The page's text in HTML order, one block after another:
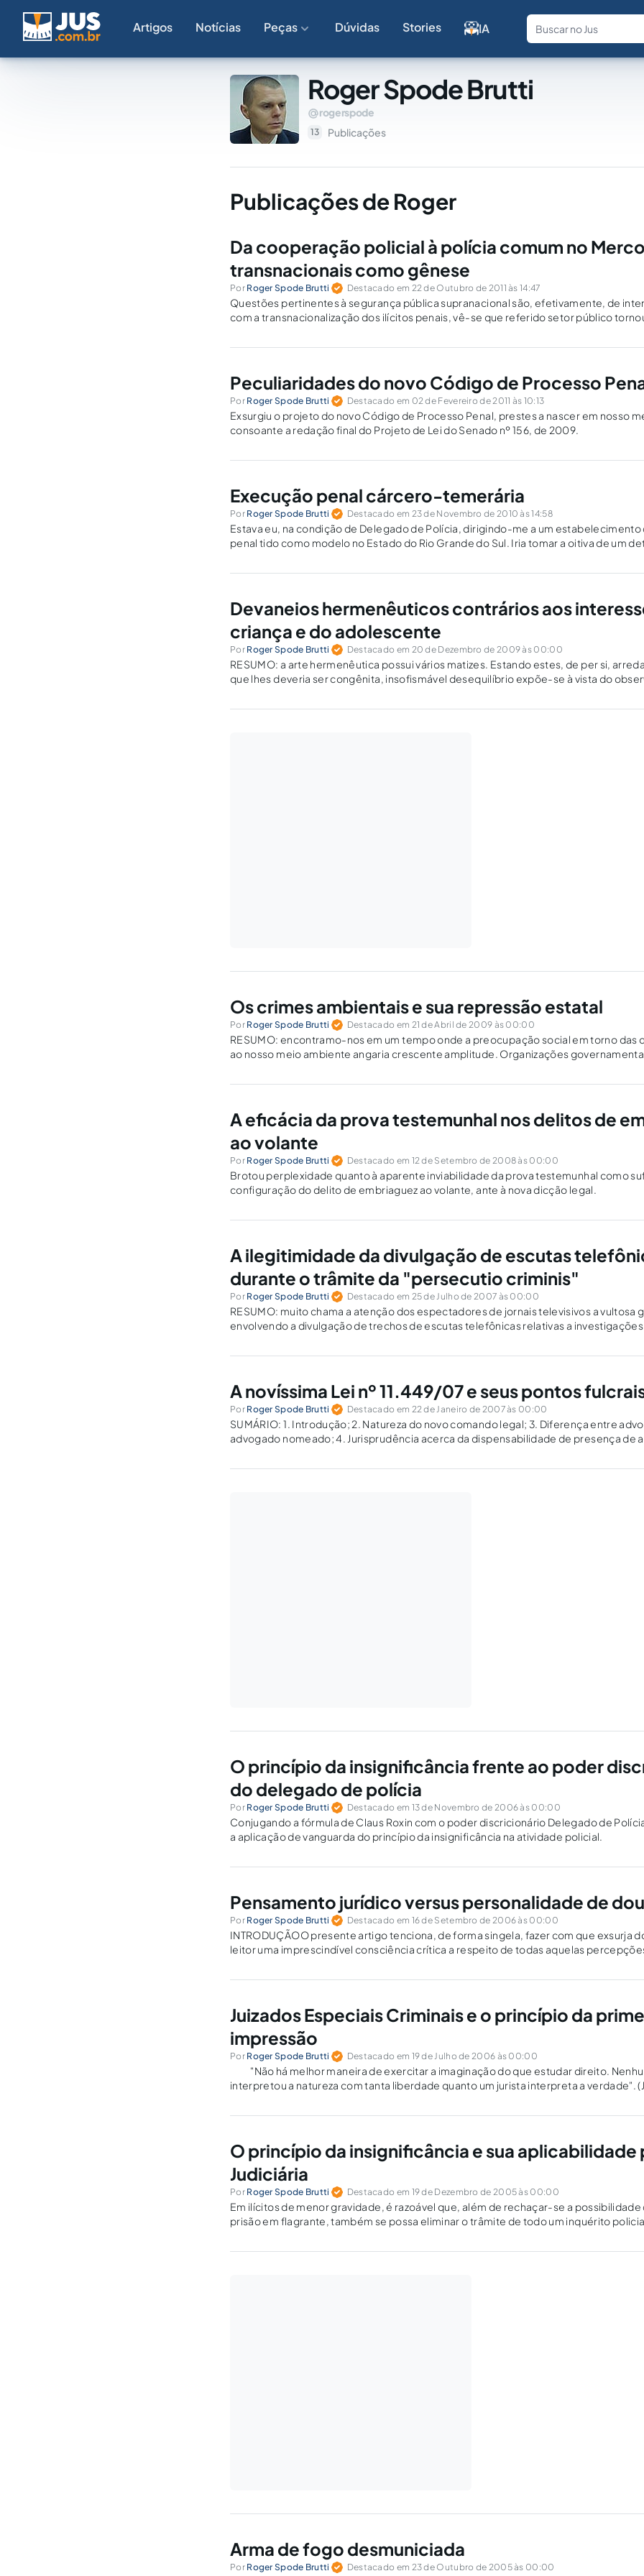
Artigos Notícias Peças Dúvidas Stories IA
Fale com
Roger Spode Brutti
rogerspode
13 Publicações
Publicações de Roger
Da cooperação policial à polícia comum no
transnacionais como gênese
Por Roger Spode Brutti Destacado em 22 de Outubro de 2011 às 14:47
Questões pertinentes à segurança pública supranacional são, efetivamente, de
com a transnacionalização dos ilícitos penais, vê-se que referido setor público
Peculiaridades do novo Código de Processo
Por Roger Spode Brutti Destacado em 02 de Fevereiro de 2011 às 10:13
Exsurgiu o projeto do novo Código de Processo Penal, prestes a nascer em nosso
consoante a redação final do Projeto de Lei do Senado nº 156, de 2009.
Execução penal cárcero-temerária
Por Roger Spode Brutti Destacado em 23 de Novembro de 2010 às 14:58
Estava eu, na condição de Delegado de Polícia, dirigindo-me a um
penal tido como modelo no Estado do Rio Grande do Sul. Iria tomar a oitiva de um
Devaneios hermenêuticos contrários aos
criança e do adolescente
Por Roger Spode Brutti Destacado em 20 de Dezembro de 2009 às 00:00
RESUMO: a arte hermenêutica possui vários matizes. Estando estes, de per si,
que lhes deveria ser congênita, insofismável desequilíbrio expõe-se à vista do
Norma. A…
Os crimes ambientais e sua repressão estatal
Por Roger Spode Brutti Destacado em 21 de Abril de 2009 às 00:00
RESUMO: encontramo-nos em um tempo onde a preocupação social em torno das
ao nosso meio ambiente angaria crescente amplitude. Organizações
trazer-nos, em…
A eficácia da prova testemunhal nos delitos de
ao volante
Por Roger Spode Brutti Destacado em 12 de Setembro de 2008 às 00:00
Brotou perplexidade quanto à aparente inviabilidade da prova testemunhal como
configuração do delito de embriaguez ao volante, ante à nova dicção legal.
A ilegitimidade da divulgação de escutas
durante o trâmite da "persecutio criminis"
Por Roger Spode Brutti Destacado em 25 de Julho de 2007 às 00:00
RESUMO: muito chama a atenção dos espectadores de jornais televisivos a vultosa
envolvendo a divulgação de trechos de escutas telefônicas relativas a
A novíssima Lei nº 11.449/07 e seus pontos
Por Roger Spode Brutti Destacado em 22 de Janeiro de 2007 às 00:00
SUMÁRIO: 1. Introdução; 2. Natureza do novo comando legal; 3. Diferença entre
advogado nomeado; 4. Jurisprudência acerca da dispensabilidade de presença de
O princípio da insignificância frente ao poder
do delegado de polícia
Por Roger Spode Brutti Destacado em 13 de Novembro de 2006 às 00:00
Conjugando a fórmula de Claus Roxin com o poder discricionário Delegado de
a aplicação de vanguarda do princípio da insignificância na atividade policial.
Pensamento jurídico versus personalidade de
Por Roger Spode Brutti Destacado em 16 de Setembro de 2006 às 00:00
INTRODUÇÃOO presente artigo tenciona, de forma singela, fazer com que exsurja
leitor uma imprescindível consciência crítica a respeito de todas aquelas
Juizados Especiais Criminais e o princípio da
impressão
Por Roger Spode Brutti Destacado em 19 de Julho de 2006 às 00:00
"Não há melhor maneira de exercitar a imaginação do que estudar direito.
interpretou a natureza com tanta liberdade quanto um jurista interpreta a verdade".
O princípio da insignificância e sua aplicabilidade
Judiciária
Por Roger Spode Brutti Destacado em 19 de Dezembro de 2005 às 00:00
Em ilícitos de menor gravidade, é razoável que, além de rechaçar-se a
prisão em flagrante, também se possa eliminar o trâmite de todo um inquérito
Arma de fogo desmuniciada
Por Roger Spode Brutti Destacado em 23 de Outubro de 2005 às 00:00